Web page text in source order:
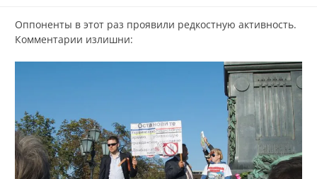
Оппоненты в этот раз проявили редкостную активность.
Комментарии излишни: